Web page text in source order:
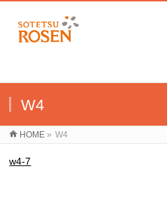
W4
HOME » W4
w4-7